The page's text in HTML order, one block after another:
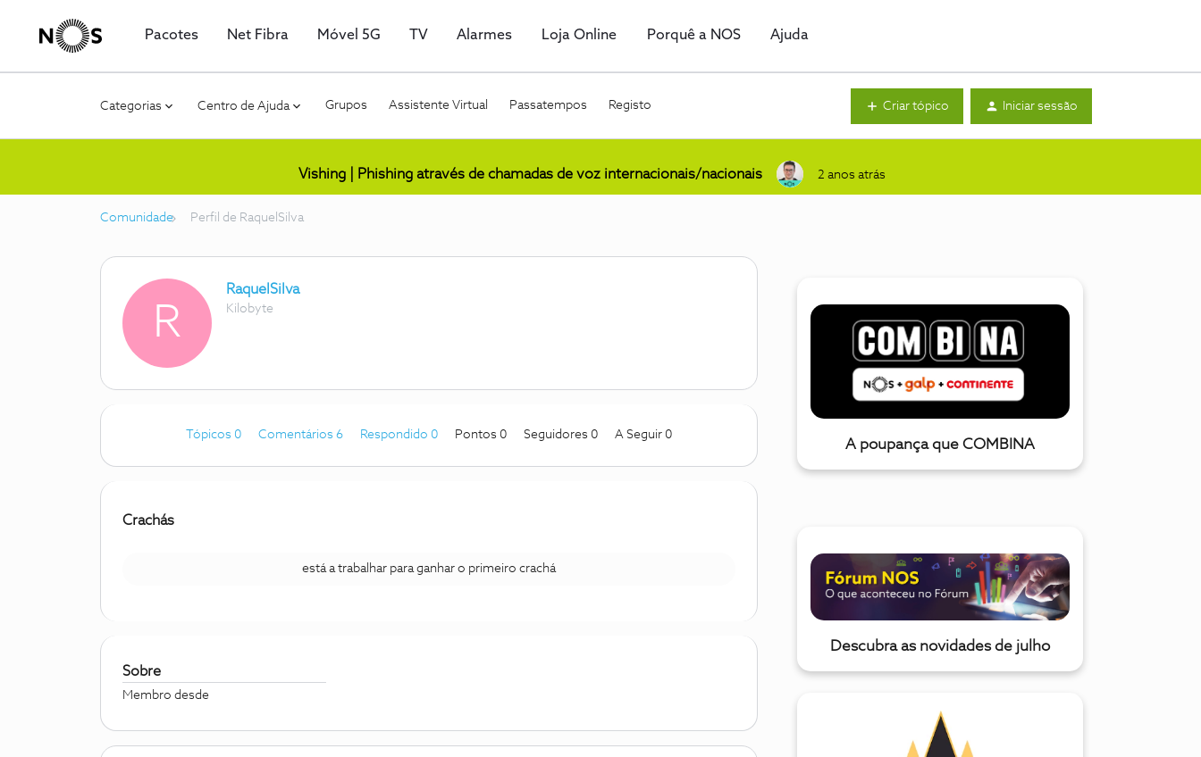
Pacotes Net Fibra Móvel 5G TV Alarmes Loja Online Porquê a NOS Ajuda
Categorias Centro de Ajuda Grupos Assistente Virtual Passatempos Registo Criar tópico Iniciar sessão
Vishing | Phishing através de chamadas de voz internacionais/nacionais 2 anos atrás
Comunidade Perfil de RaquelSilva
R
RaquelSilva
Kilobyte
Tópicos 0 Comentários 6 Respondido 0 Pontos 0 Seguidores 0 A Seguir 0
Crachás
está a trabalhar para ganhar o primeiro crachá
Sobre
Membro desde
A poupança que COMBINA
Descubra as novidades de julho